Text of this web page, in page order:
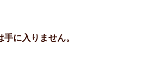
に入りません。